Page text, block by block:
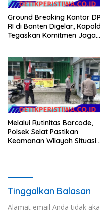
Ground Breaking Kantor
RI di Banten Digelar,
Tegaskan Komitmen Jaga
Melalui Rutinitas Barcode,
Polsek Selat Pastikan
Keamanan Wilayah Situasi
Tinggalkan Balasan
Alamat email Anda tidak